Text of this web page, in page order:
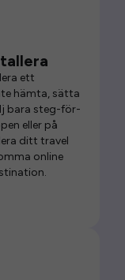
ett
hämta, sätta
bara steg-för-
eller på
ditt travel
online